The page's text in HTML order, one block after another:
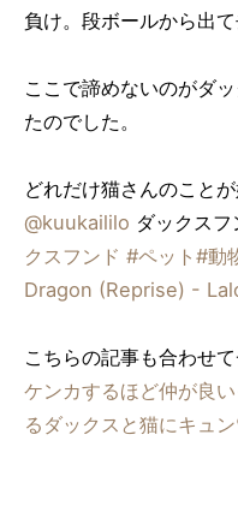
負け。段ボールから出
ここで諦めないのがダ
たのでした。
どれだけ猫さんのこと
@kuukaililo ダックスフ
クスフンド #ペット #動
Dragon (Reprise) -
こちらの記事も合わせ
ケンカするほど仲が良
るダックスと猫にキュ